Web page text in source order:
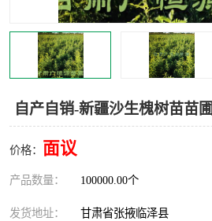
自产自销-新疆沙生槐树苗苗圃
价格： 面议
产品数量： 100000.00个
发货地址： 甘肃省张掖临泽县